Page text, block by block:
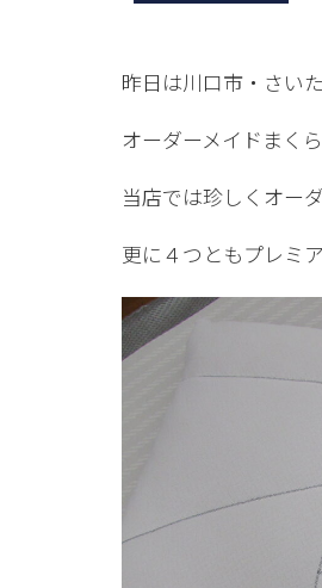
昨日は川口市・さい
オーダーメイドまく
当店では珍しくオー
更に４つともプレミ